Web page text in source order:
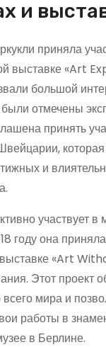
и
приняла
выставке «Art
большой
были отмечены
принять
и
участвует
году она
выставке «Art
Этот проект
мира и
работы в
в Берлине.